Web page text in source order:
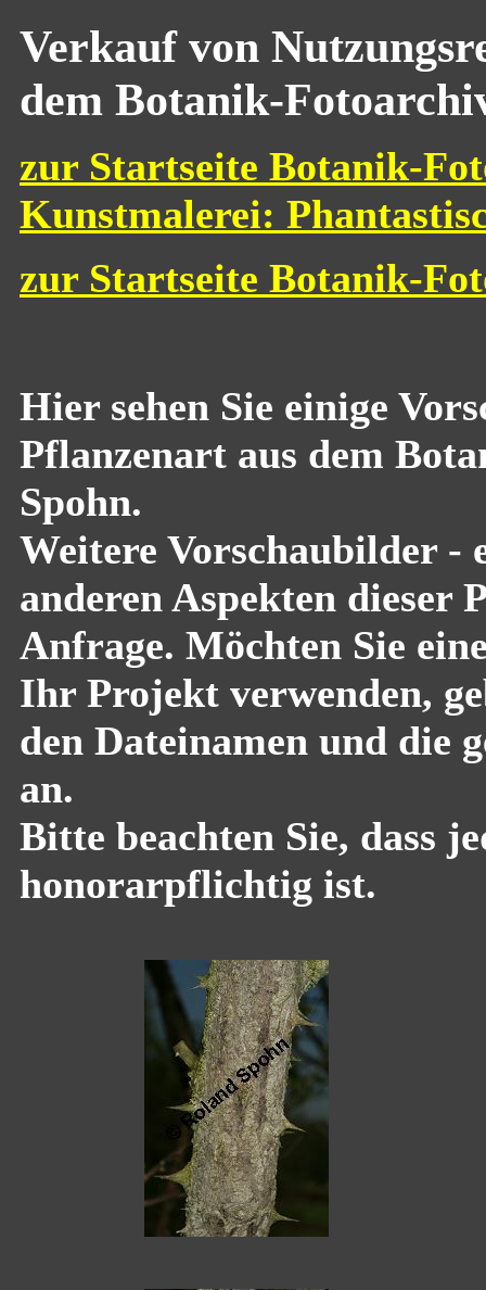
Verkauf von
dem Botanik-
zur Startseite Botanik-
Kunstmalerei:
zur Startseite Botanik-
Hier sehen Sie einige
Pflanzenart aus dem
Spohn.
Weitere Vorschaubilder -
anderen Aspekten dieser
Anfrage. Möchten Sie
Ihr Projekt verwenden,
den Dateinamen und die
an.
Bitte beachten Sie, dass
honorarpflichtig ist.